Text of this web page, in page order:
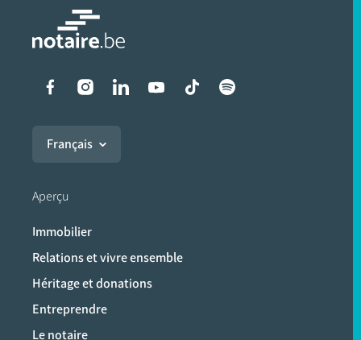
Liens vers les réseaux
Français
Aperçu
Immobilier
Relations et vivre ensemble
Héritage et donations
Entreprendre
Le notaire